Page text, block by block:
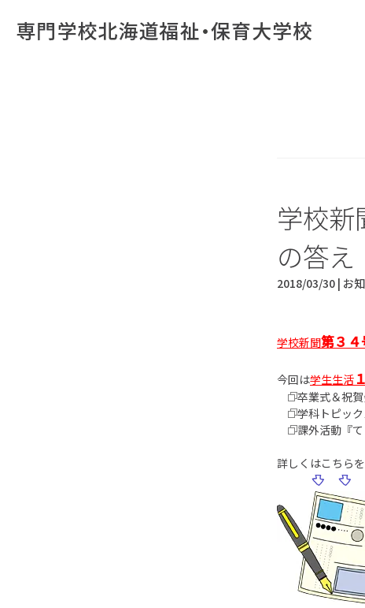
学校新
の答え
2018/03/30 | お
学校新聞第３４
今回は学生生活
卒業式＆祝
学科トピッ
課外活動『
詳しくはこちら